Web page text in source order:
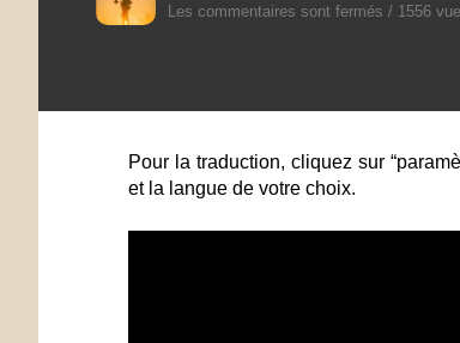
Les commentaires sont fermés / 1556
Pour la traduction, cliquez sur
et la langue de votre choix.